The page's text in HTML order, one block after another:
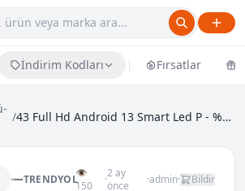
İndirim Kodları Fırsatlar
/ 43 Full Hd Android 13 Smart Led P - %17.9 İndirim
TRENDYOL👁
150
·2 ay
önce
·admin· Bildir